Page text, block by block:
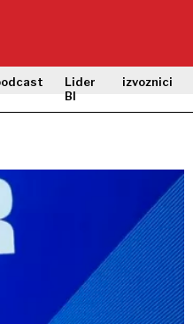
Lider
BI
izvoznici